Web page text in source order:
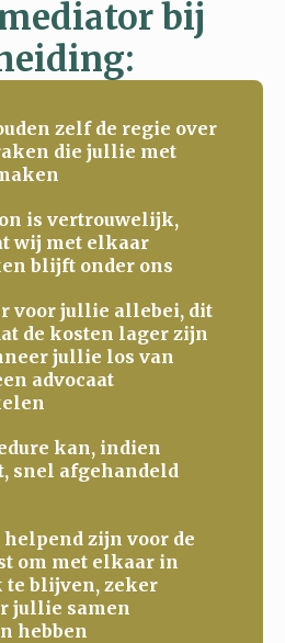
bij
zelf de regie over
die jullie met
is vertrouwelijk,
wij met elkaar
blijft onder ons
voor jullie allebei, dit
de kosten lager zijn
jullie los van
advocaat
kan, indien
snel afgehandeld
zijn voor de
om met elkaar in
te blijven, zeker
jullie samen
hebben